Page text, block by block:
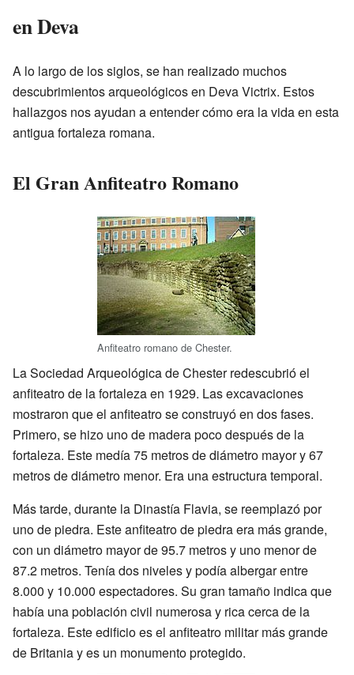
en Deva
A lo largo de los siglos, se han realizado muchos
descubrimientos arqueológicos en Deva Victrix. Estos
hallazgos nos ayudan a entender cómo era la vida en esta
antigua fortaleza romana.
El Gran Anfiteatro Romano
Anfiteatro romano de Chester.
La Sociedad Arqueológica de Chester redescubrió el
anfiteatro de la fortaleza en 1929. Las excavaciones
mostraron que el anfiteatro se construyó en dos fases.
Primero, se hizo uno de madera poco después de la
fortaleza. Este medía 75 metros de diámetro mayor y 67
metros de diámetro menor. Era una estructura temporal.
Más tarde, durante la Dinastía Flavia, se reemplazó por
uno de piedra. Este anfiteatro de piedra era más grande,
con un diámetro mayor de 95.7 metros y uno menor de
87.2 metros. Tenía dos niveles y podía albergar entre
8.000 y 10.000 espectadores. Su gran tamaño indica que
había una población civil numerosa y rica cerca de la
fortaleza. Este edificio es el anfiteatro militar más grande
de Britania y es un monumento protegido.